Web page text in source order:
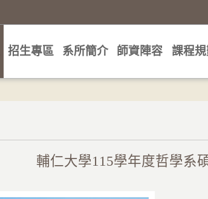
招生專區 系所簡介 師資陣容 課程規
輔仁大學115學年度哲學系